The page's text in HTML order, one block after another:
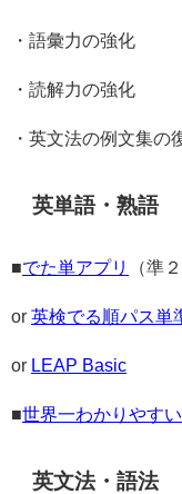
・語彙力の強化
・読解力の強化
・英文法の例文集の
英単語・熟語
■でた単アプリ （準
or 英検でる順パス単
or LEAP Basic
■世界一わかりやす
英文法・語法